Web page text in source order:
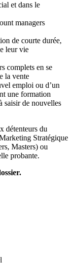
et dans le
managers
de courte durée,
leur vie
complets en se
la vente
emploi ou d’un
une formation
saisir de nouvelles
détenteurs du
Stratégique
Masters) ou
probante.